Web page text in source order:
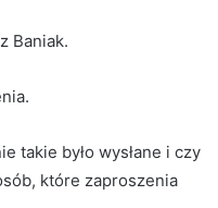
Baniak.
takie było wysłane i czy
które zaproszenia